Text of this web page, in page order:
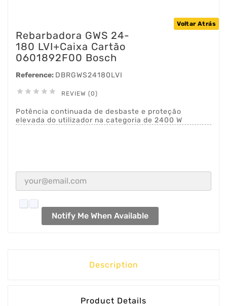
Voltar Atrás
Rebarbadora GWS 24-
180 LVI+Caixa Cartão
0601892F00 Bosch
Reference: DBRGWS24180LVI
     REVIEW (0)
Potência continuada de desbaste e proteção
elevada do utilizador na categoria de 2400 W
Notify Me When Available
Description
Product Details